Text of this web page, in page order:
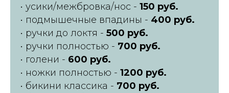
• усики/межбровка/нос - 150 руб.
• подмышечные впадины - 400 руб.
• ручки до локтя - 500 руб.
• ручки полностью - 700 руб.
• голени - 600 руб.
• ножки полностью - 1200 руб.
• бикини классика - 700 руб.